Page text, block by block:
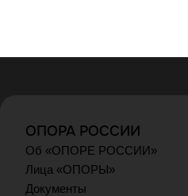
ОПОРА РОССИИ
Об «ОПОРЕ РОССИИ»
Лица «ОПОРЫ»
Документы